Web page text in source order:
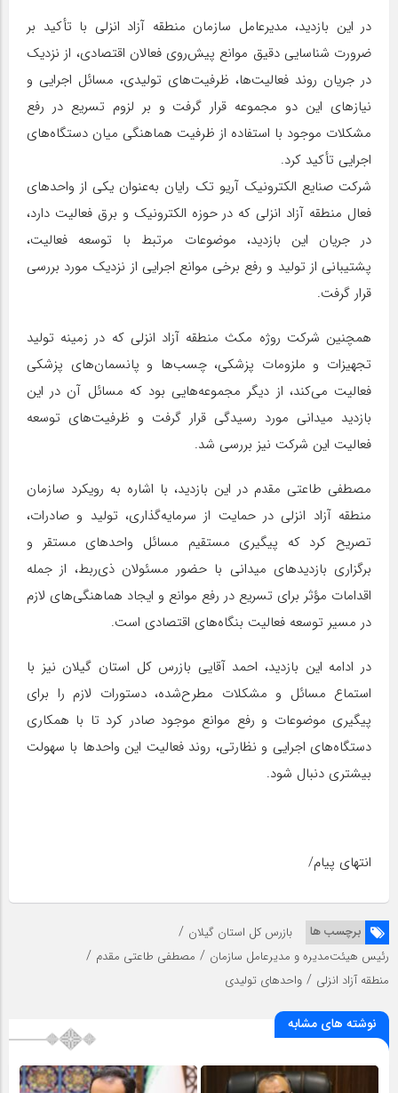
در این بازدید، مدیرعامل سازمان منطقه آزاد انزلی با تأکید بر
ضرورت شناسایی دقیق موانع پیش‌روی فعالان اقتصادی، از نزدیک
در جریان روند فعالیت‌ها، ظرفیت‌های تولیدی، مسائل اجرایی و
نیازهای این دو مجموعه قرار گرفت و بر لزوم تسریع در رفع
مشکلات موجود با استفاده از ظرفیت هماهنگی میان دستگاه‌های
اجرایی تأکید کرد.
شرکت صنایع الکترونیک آریو تک رایان به‌عنوان یکی از واحدهای
فعال منطقه آزاد انزلی که در حوزه الکترونیک و برق فعالیت دارد،
در جریان این بازدید، موضوعات مرتبط با توسعه فعالیت،
پشتیبانی از تولید و رفع برخی موانع اجرایی از نزدیک مورد بررسی
قرار گرفت.
همچنین شرکت روژه مکث منطقه آزاد انزلی که در زمینه تولید
تجهیزات و ملزومات پزشکی، چسب‌ها و پانسمان‌های پزشکی
فعالیت می‌کند، از دیگر مجموعه‌هایی بود که مسائل آن در این
بازدید میدانی مورد رسیدگی قرار گرفت و ظرفیت‌های توسعه
فعالیت این شرکت نیز بررسی شد.
مصطفی طاعتی مقدم در این بازدید، با اشاره به رویکرد سازمان
منطقه آزاد انزلی در حمایت از سرمایه‌گذاری، تولید و صادرات،
تصریح کرد که پیگیری مستقیم مسائل واحدهای مستقر و
برگزاری بازدیدهای میدانی با حضور مسئولان ذی‌ربط، از جمله
اقدامات مؤثر برای تسریع در رفع موانع و ایجاد هماهنگی‌های لازم
در مسیر توسعه فعالیت بنگاه‌های اقتصادی است.
در ادامه این بازدید، احمد آقایی بازرس کل استان گیلان نیز با
استماع مسائل و مشکلات مطرح‌شده، دستورات لازم را برای
پیگیری موضوعات و رفع موانع موجود صادر کرد تا با همکاری
دستگاه‌های اجرایی و نظارتی، روند فعالیت این واحدها با سهولت
بیشتری دنبال شود.
انتهای پیام/
برچسب ها بازرس کل استان گیلان /
رئیس هیئت‌مدیره و مدیرعامل سازمان / مصطفی طاعتی مقدم /
منطقه آزاد انزلی / واحد‌های تولیدی
نوشته های مشابه